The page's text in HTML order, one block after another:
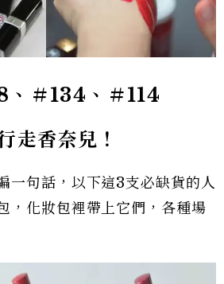
、＃134、＃114
走香奈兒！
一句話，以下這3支必缺貨的人
，化妝包裡帶上它們，各種場